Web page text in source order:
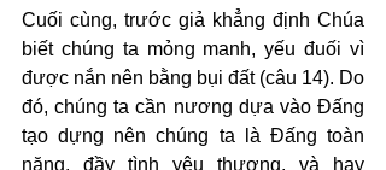
Cuối cùng, trước giả khẳng định Chúa
biết chúng ta mỏng manh, yếu đuối vì
được nắn nên bằng bụi đất (câu 14). Do
đó, chúng ta cần nương dựa vào Đấng
tạo dựng nên chúng ta là Đấng toàn
năng, đầy tình yêu thương, và hay